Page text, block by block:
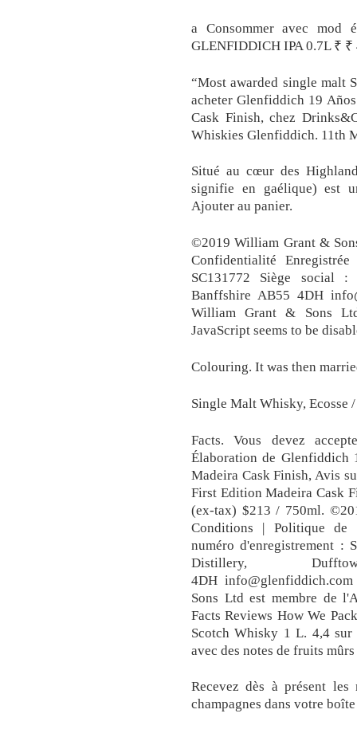
a Consommer avec mod
GLENFIDDICH IPA 0.7L ₹ ₹
“Most awarded single malt
acheter Glenfiddich 19
Cask Finish, chez
Whiskies Glenfiddich. 11th
Situé au cœur des
signifie en gaélique) est
Ajouter au panier.
©2019 William Grant &
Confidentialité
SC131772 Siège social
Banffshire AB55 4DH
William Grant & Sons
JavaScript seems to be
Colouring. It was then
Single Malt Whisky, Ecosse
Facts. Vous devez
Élaboration de
Madeira Cask Finish, Avis
First Edition Madeira Cask
(ex-tax) $213 / 750ml.
Conditions | Politique de
numéro d'enregistrement :
Distillery,
4DH
Sons Ltd est membre de
Facts Reviews How We
Scotch Whisky 1 L. 4,4
avec des notes de fruits
Recevez dès à présent
champagnes dans votre